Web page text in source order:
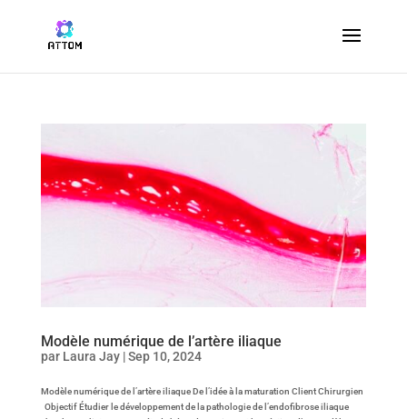
Modèle numérique de l’artère iliaque
par Laura Jay|Sep 10, 2024
Modèle numérique de l’artère iliaque De l’idée à la maturation Client Chirurgien
Objectif Étudier le développement de la pathologie de l’endofibrose iliaque